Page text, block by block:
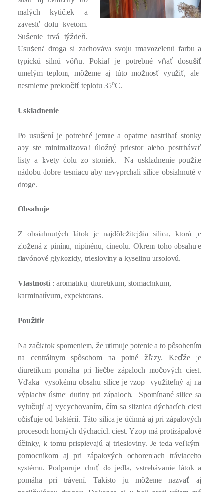
malých kytičiek a
zavesiť dolu kvetom.
Sušenie trvá týždeň.
Usušená droga si zachováva svoju tmavozelenú farbu a
typickú silnú vôňu. Pokiaľje potrebné vňať dosušiť
umelým teplom, môžeme aj túto možnosťvyužiť, ale
nesmieme prekročiťteplotu 35oC.
Uskladnenie
Po usušení je potrebné jemne a opatrne nastrihať stonky
aby ste minimalizovali úložný priestor alebo postrhávať
listy a kvety dolu zo stoniek. Na uskladnenie použite
nádobu dobre tesniacu aby nevyprchali silice obsiahnuté v
droge.
Obsahuje
Z obsiahnutých látok je najdôležitejšia silica, ktorá je
zložená z pinínu, nipinénu, cineolu. Okrem toho obsahuje
flavónové glykozidy, triesloviny a kyselinu ursolovú.
Vlastnosti: aromatiku, diuretikum, stomachikum,
karminatívum, expektorans.
Použitie
Na začiatok spomeniem, že utlmuje potenie a to pôsobením
na centrálnym spôsobom na potnéžľazy. Keďže je
diuretikum pomáha pri liečbe zápaloch močových ciest.
Vďaka vysokému obsahu silice je yzop využiteľný aj na
výplachy ústnej dutiny pri zápaloch.
Spomínané silice sa
vylučujú aj vydychovaním, čím sa sliznica dýchacích ciest
očisťuje od baktérií. Táto silica je účinná aj pri zápalových
procesoch horných dýchacích ciest. Yzop má protizápalové
účinky, k tomu prispievajú aj triesloviny. Je teda veľkým
pomocníkom aj pri zápalových ochoreniach tráviaceho
systému. Podporuje chuť do jedla, vstrebávanie látok a
pomáha pri trávení. Takisto ju môžeme nazvať aj